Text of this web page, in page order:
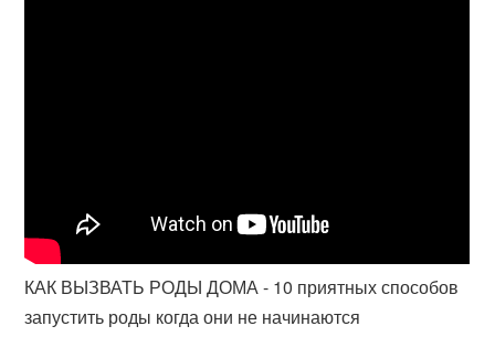
КАК ВЫЗВАТЬ РОДЫ ДОМА - 10 приятных способов
запустить роды когда они не начинаются